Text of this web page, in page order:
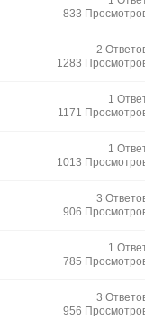
833
2
1283
1
1171
1
1013
3
906
1
785
3
956